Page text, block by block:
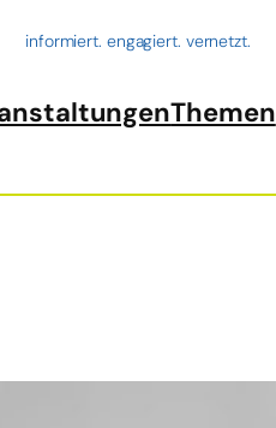
informiert. engagiert. vernetzt.
Themen